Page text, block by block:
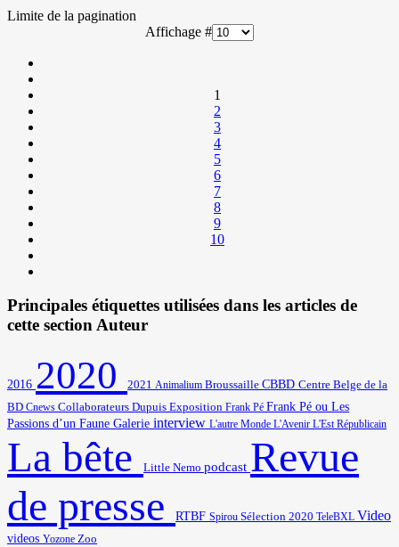
Limite de la pagination
Affichage #
1
2
3
4
5
6
7
8
9
10
Principales étiquettes utilisées dans les articles de
cette section Auteur
2016 2020 2021 Animalium Broussaille CBBD Centre Belge de la
BD Cnews Collaborateurs Dupuis Exposition Frank Pé Frank Pé ou Les
Passions d’un Faune Galerie interview L'autre Monde L'Avenir L'Est Républicain
La bête Little Nemo podcast Revue
de presse
RTBF Spirou Sélection 2020 TeleBXL Video
videos Yozone Zoo